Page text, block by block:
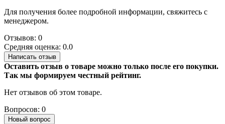
Для получения более подробной информации, свяжитесь с
менеджером.
Отзывов: 0
Средняя оценка: 0.0
Написать отзыв
Оставить отзыв о товаре можно только после его покупки.
Так мы формируем честный рейтинг.
Нет отзывов об этом товаре.
Вопросов: 0
Новый вопрос